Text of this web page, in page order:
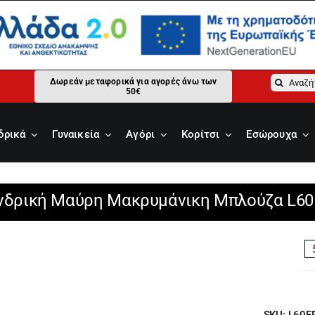
Δωρεάν μεταφορικά για αγορές άνω των
50€
Γυναικεία Αγόρι Κορίτσι Εσώρουχα
Μαύρη Μακρυμάνικη Μπλούζα